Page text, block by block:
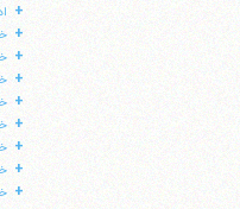
+
+
+
+
+
+
+
+
+